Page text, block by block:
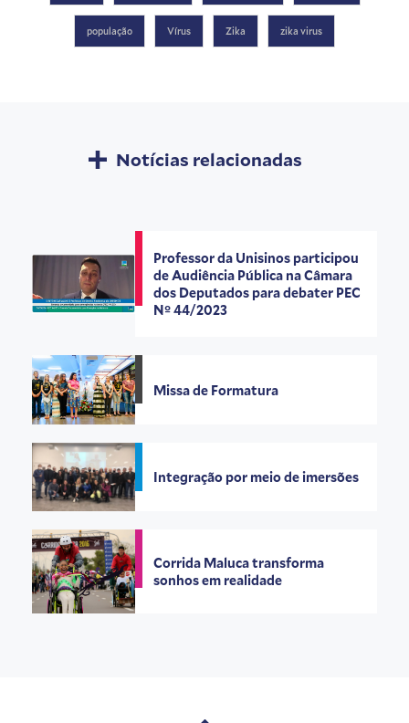
população Vírus Zika zika virus
Notícias relacionadas
Professor da Unisinos participou
de Audiência Pública na Câmara
dos Deputados para debater PEC
Nº 44/2023
Missa de Formatura
Integração por meio de imersões
Corrida Maluca transforma
sonhos em realidade